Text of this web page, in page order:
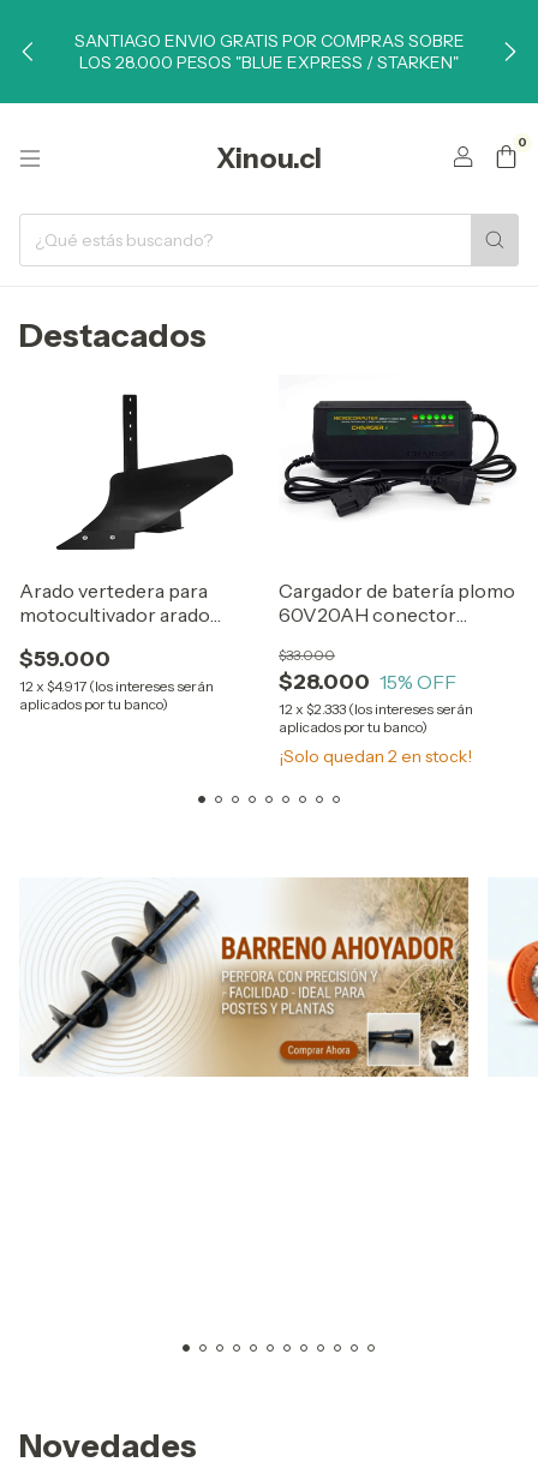
SANTIAGO ENVIO GRATIS POR COMPRAS SOBRE
LOS 28.000 PESOS "BLUE EXPRESS / STARKEN"
Xinou.cl 0
Destacados
Arado vertedera para
motocultivador arado
$59.000
12 x $4.917 (los intereses serán
aplicados por tu banco)
Cargador de batería plomo
60V20AH conector
triciclo de carga moto
scooter eléctrico
$28.000
$33.000
15% OFF
12 x $2.333 (los intereses serán
aplicados por tu banco)
¡Solo quedan 2en stock!
Novedades